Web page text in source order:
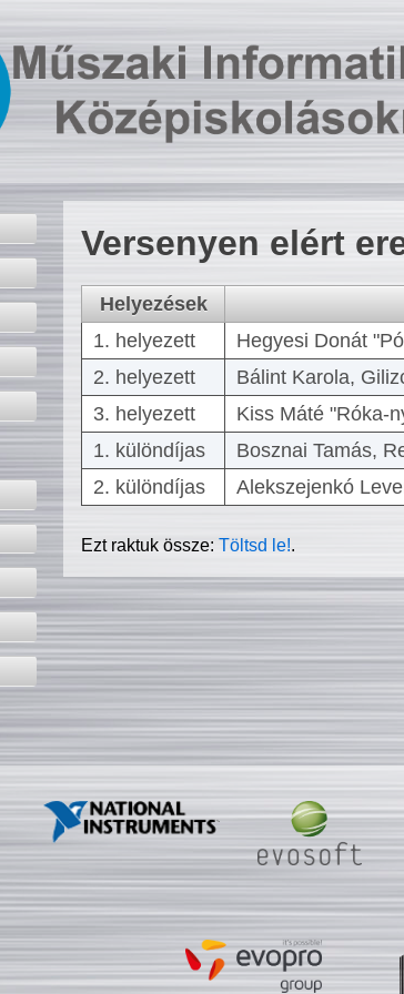
Versenyen elért
Helyezések
1. helyezett
Hegyesi Donát
2. helyezett
Bálint Karola,
3. helyezett
Kiss Máté "Róka-
1. különdíjas
Bosznai Tamás,
2. különdíjas
Alekszejenkó
Ezt raktuk össze:Töltsd le!.